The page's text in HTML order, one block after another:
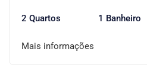
2 Quartos 1 Banheiro
Mais informações